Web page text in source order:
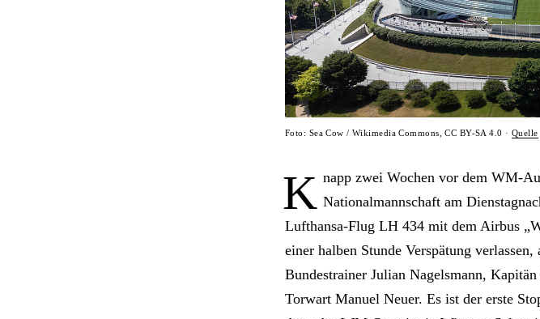
Foto: Sea Cow / Wikimedia Commons, CC BY-SA 4.0 ·Quelle
K napp zwei Wochen vor dem WM-
Nationalmannschaft am
Lufthansa-Flug LH 434 mit dem Airbus
einer halben Stunde Verspätung
Bundestrainer Julian Nagelsmann,
Torwart Manuel Neuer. Es ist der erste